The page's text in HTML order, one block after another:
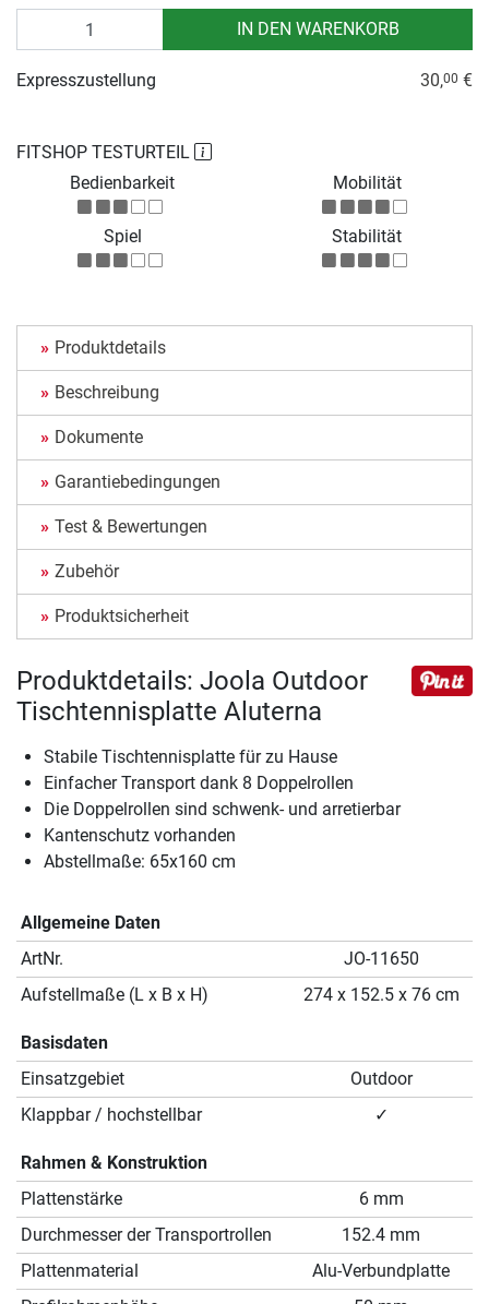
IN DEN WARENKORB
FITSHOP TESTURTEIL
Bedienbarkeit
Mobilität
Spiel Stabilität
Expresszustellung 30,00 €
Produktdetails
Beschreibung
Dokumente
Garantiebedingungen
Test & Bewertungen
Zubehör
Produktsicherheit
Produktdetails: Joola Outdoor
Tischtennisplatte Aluterna
Stabile Tischtennisplatte für zu Hause
Einfacher Transport dank 8 Doppelrollen
Die Doppelrollen sind schwenk- und arretierbar
Kantenschutz vorhanden
Abstellmaße: 65x160 cm
Allgemeine Daten
ArtNr.
JO-11650
Aufstellmaße (L x B x H)
274 x 152.5 x 76 cm
Basisdaten
Einsatzgebiet
Outdoor
Klappbar / hochstellbar
✓
Rahmen & Konstruktion
Plattenstärke
6 mm
Durchmesser der Transportrollen
152.4 mm
Plattenmaterial
Alu-Verbundplatte